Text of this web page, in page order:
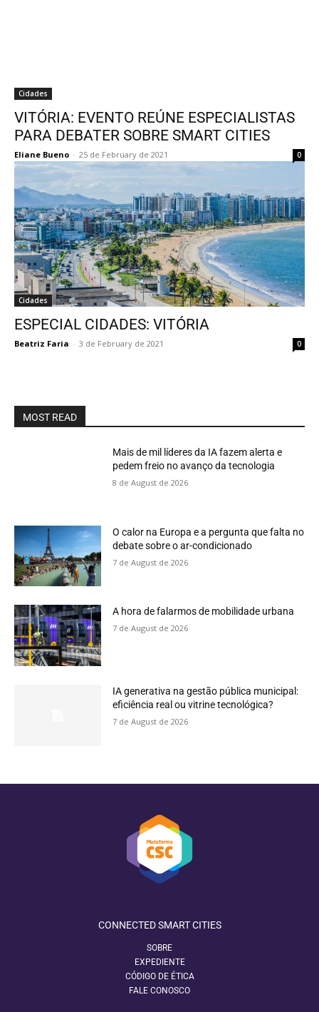
Cidades
VITÓRIA: EVENTO REÚNE ESPECIALISTAS
PARA DEBATER SOBRE SMART CITIES
Eliane Bueno - 25 de February de 2021 0
Cidades
ESPECIAL CIDADES: VITÓRIA
Beatriz Faria - 3 de February de 2021 0
MOST READ
Mais de mil líderes da IA fazem alerta e
pedem freio no avanço da tecnologia
8 de August de 2026
O calor na Europa e a pergunta que falta no
debate sobre o ar-condicionado
7 de August de 2026
A hora de falarmos de mobilidade urbana
7 de August de 2026
IA generativa na gestão pública municipal:
eficiência real ou vitrine tecnológica?
7 de August de 2026
CONNECTED SMART CITIES
SOBRE
EXPEDIENTE
CÓDIGO DE ÉTICA
FALE CONOSCO